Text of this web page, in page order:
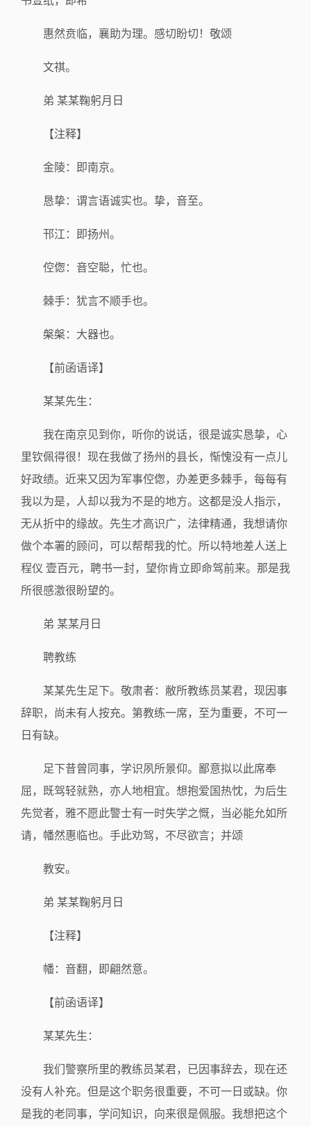
惠然贲临，襄助为理。感切盼切！敬颂
文祺。
弟 某某鞠躬月日
【注释】
金陵：即南京。
恳挚：谓言语诚实也。挚，音至。
邗江：即扬州。
倥偬：音空聪，忙也。
棘手：犹言不顺手也。
槃槃：大器也。
【前函语译】
某某先生：
我在南京见到你，听你的说话，很是诚实恳挚，心
里钦佩得很！现在我做了扬州的县长，惭愧没有一点儿
好政绩。近来又因为军事倥偬，办差更多棘手，每每有
我以为是，人却以我为不是的地方。这都是没人指示，
无从折中的缘故。先生才高识广，法律精通，我想请你
做个本署的顾问，可以帮帮我的忙。所以特地差人送上
程仪 壹百元，聘书一封，望你肯立即命驾前来。那是我
所很感激很盼望的。
弟 某某月日
聘教练
某某先生足下。敬肃者：敝所教练员某君，现因事
辞职，尚未有人按充。第教练一席，至为重要，不可一
日有缺。
足下昔曾同事，学识夙所景仰。鄙意拟以此席奉
屈，既驾轻就熟，亦人地相宜。想抱爱国热忱，为后生
先觉者，雅不愿此警士有一时失学之慨，当必能允如所
请，幡然惠临也。手此劝驾，不尽欲言；并颂
教安。
弟 某某鞠躬月日
【注释】
幡：音翻，即翩然意。
【前函语译】
某某先生：
我们警察所里的教练员某君，已因事辞去，现在还
没有人补充。但是这个职务很重要，不可一日或缺。你
是我的老同事，学问知识，向来很是佩服。我想把这个